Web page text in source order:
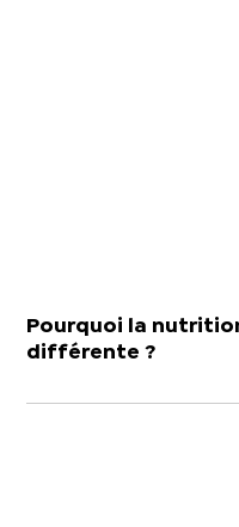
Pourquoi la
différente ?